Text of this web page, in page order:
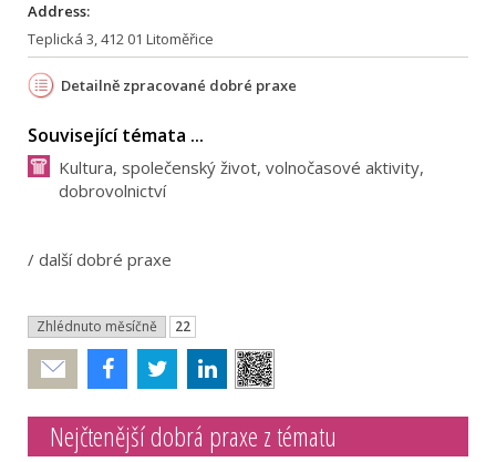
Address:
Teplická 3, 412 01 Litoměřice
Detailně zpracované dobré praxe
Související témata ...
Kultura, společenský život, volnočasové aktivity,
dobrovolnictví
/ další dobré praxe
Zhlédnuto měsíčně 22
Poslat
Nejčtenější dobrá praxe z tématu